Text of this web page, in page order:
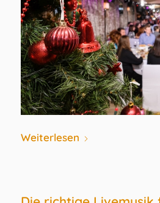
Weiterlesen